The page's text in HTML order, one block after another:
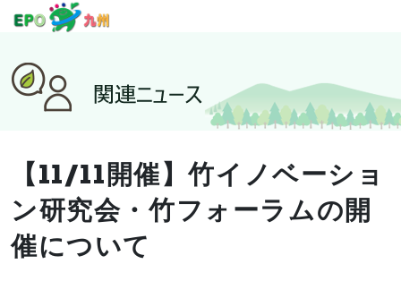
【11/11開催】竹イノベーショ
ン研究会・竹フォーラムの開
催について